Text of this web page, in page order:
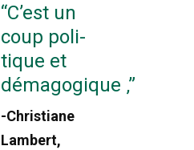
“C’est un
coup poli­
tique et
démagogique ‚”
Chris­tiane
Lam­bert,